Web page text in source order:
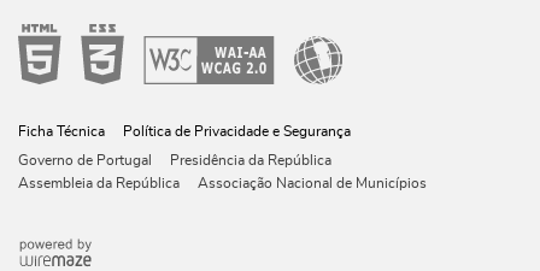
Ficha Técnica
Política de Privacidade e Segurança
Governo de Portugal
Presidência da República
Assembleia da República
Associação Nacional de Municípios